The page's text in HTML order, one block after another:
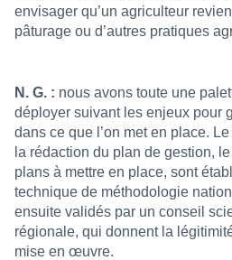
envisager qu’un agriculteur
pâturage ou d’autres pratiques
N. G. : nous avons toute une
déployer suivant les enjeux pour
dans ce que l’on met en place.
la rédaction du plan de gestion,
plans à mettre en place, sont
technique de méthodologie
ensuite validés par un conseil
régionale, qui donnent la
mise en œuvre.